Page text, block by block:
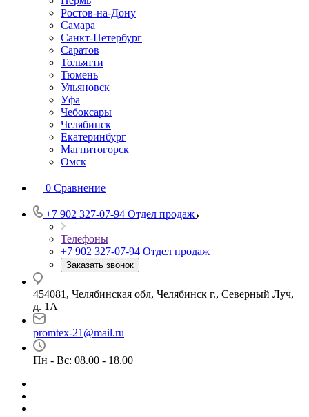
Ростов-на-Дону
Самара
Санкт-Петербург
Саратов
Тольятти
Тюмень
Ульяновск
Уфа
Чебоксары
Челябинск
Екатеринбург
Магнитогорск
Омск
0 Сравнение
+7 902 327-07-94 Отдел продаж
Телефоны
+7 902 327-07-94 Отдел продаж
Заказать звонок
454081, Челябинская обл, Челябинск г., Северный Луч,
д. 1А
promtex-21@mail.ru
Пн - Вс: 08.00 - 18.00